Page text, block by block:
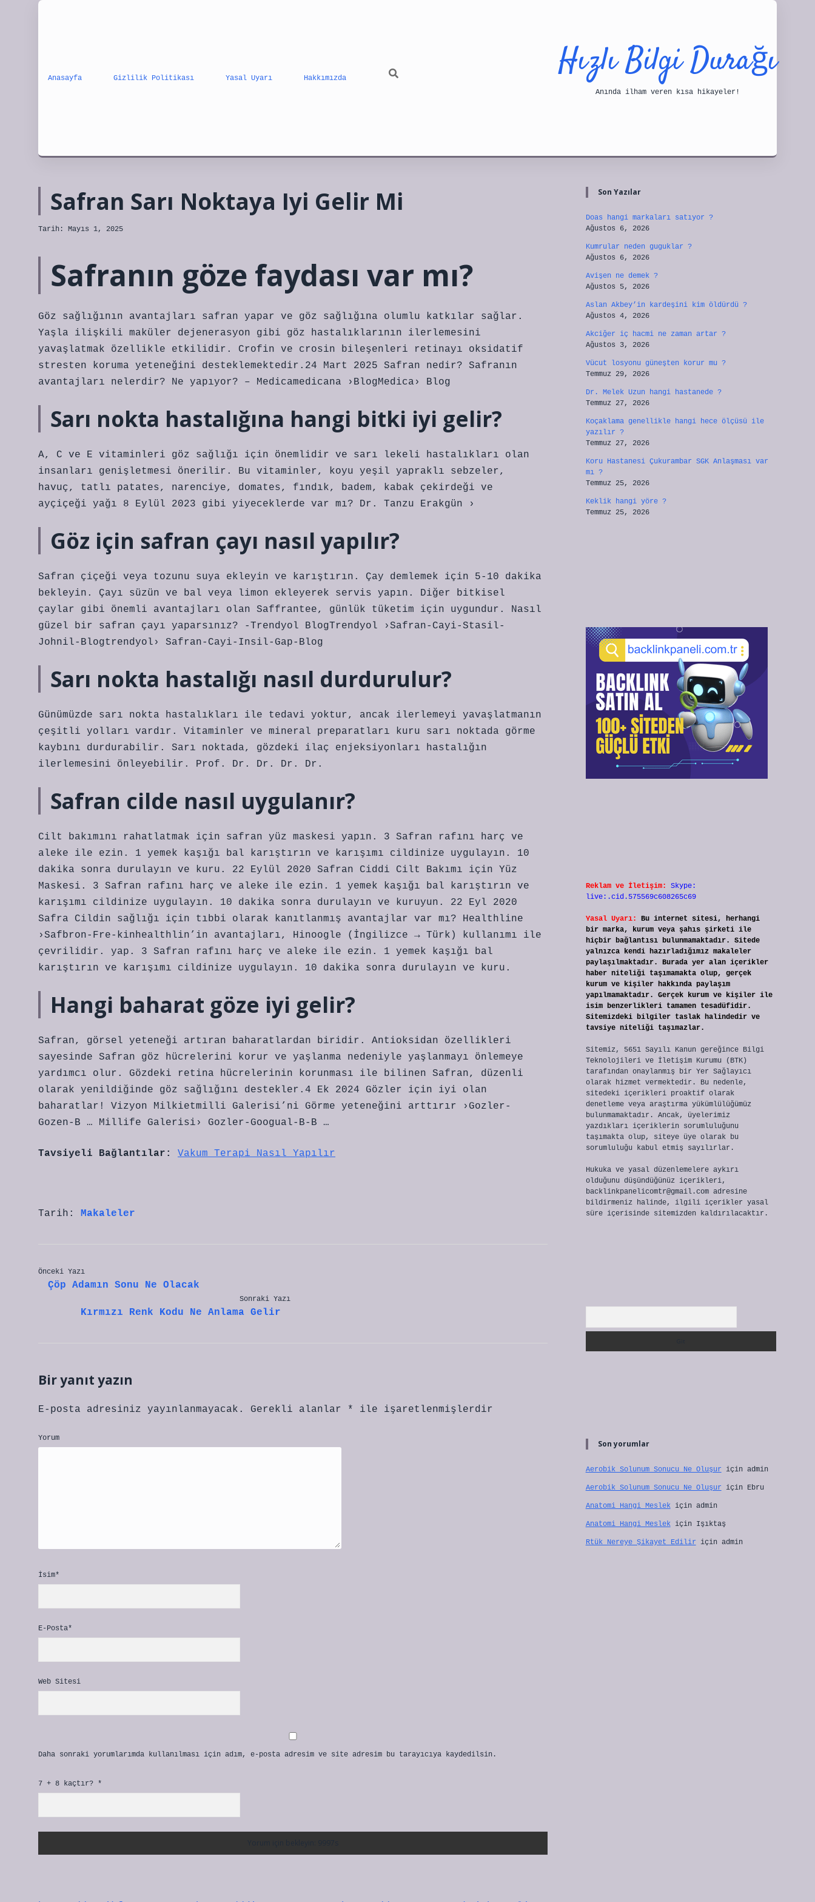
Anasayfa Gizlilik Politikası Yasal Uyarı Hakkımızda Hızlı Bilgi Durağı
Anında ilham veren kısa hikayeler!
Safran Sarı Noktaya Iyi Gelir Mi
Tarih: Mayıs 1, 2025
Safranın göze faydası var mı?
Göz sağlığının avantajları safran yapar ve göz sağlığına olumlu katkılar sağlar.
Yaşla ilişkili maküler dejenerasyon gibi göz hastalıklarının ilerlemesini
yavaşlatmak özellikle etkilidir. Crofin ve crosin bileşenleri retinayı oksidatif
stresten koruma yeteneğini desteklemektedir.24 Mart 2025 Safran nedir? Safranın
avantajları nelerdir? Ne yapıyor? – Medicamedicana ›BlogMedica› Blog
Sarı nokta hastalığına hangi bitki iyi gelir?
A, C ve E vitaminleri göz sağlığı için önemlidir ve sarı lekeli hastalıkları olan
insanları genişletmesi önerilir. Bu vitaminler, koyu yeşil yapraklı sebzeler,
havuç, tatlı patates, narenciye, domates, fındık, badem, kabak çekirdeği ve
ayçiçeği yağı 8 Eylül 2023 gibi yiyeceklerde var mı? Dr. Tanzu Erakgün ›
Göz için safran çayı nasıl yapılır?
Safran çiçeği veya tozunu suya ekleyin ve karıştırın. Çay demlemek için 5-10 dakika
bekleyin. Çayı süzün ve bal veya limon ekleyerek servis yapın. Diğer bitkisel
çaylar gibi önemli avantajları olan Saffrantee, günlük tüketim için uygundur. Nasıl
güzel bir safran çayı yaparsınız? -Trendyol BlogTrendyol ›Safran-Cayi-Stasil-
Johnil-Blogtrendyol› Safran-Cayi-Insil-Gap-Blog
Sarı nokta hastalığı nasıl durdurulur?
Günümüzde sarı nokta hastalıkları ile tedavi yoktur, ancak ilerlemeyi yavaşlatmanın
çeşitli yolları vardır. Vitaminler ve mineral preparatları kuru sarı noktada görme
kaybını durdurabilir. Sarı noktada, gözdeki ilaç enjeksiyonları hastalığın
ilerlemesini önleyebilir. Prof. Dr. Dr. Dr. Dr.
Safran cilde nasıl uygulanır?
Cilt bakımını rahatlatmak için safran yüz maskesi yapın. 3 Safran rafını harç ve
aleke ile ezin. 1 yemek kaşığı bal karıştırın ve karışımı cildinize uygulayın. 10
dakika sonra durulayın ve kuru. 22 Eylül 2020 Safran Ciddi Cilt Bakımı için Yüz
Maskesi. 3 Safran rafını harç ve aleke ile ezin. 1 yemek kaşığı bal karıştırın ve
karışımı cildinize uygulayın. 10 dakika sonra durulayın ve kuruyun. 22 Eyl 2020
Safra Cildin sağlığı için tıbbi olarak kanıtlanmış avantajlar var mı? Healthline
›Safbron-Fre-kinhealthlin’in avantajları, Hinoogle (İngilizce → Türk) kullanımı ile
çevrilidir. yap. 3 Safran rafını harç ve aleke ile ezin. 1 yemek kaşığı bal
karıştırın ve karışımı cildinize uygulayın. 10 dakika sonra durulayın ve kuru.
Hangi baharat göze iyi gelir?
Safran, görsel yeteneği artıran baharatlardan biridir. Antioksidan özellikleri
sayesinde Safran göz hücrelerini korur ve yaşlanma nedeniyle yaşlanmayı önlemeye
yardımcı olur. Gözdeki retina hücrelerinin korunması ile bilinen Safran, düzenli
olarak yenildiğinde göz sağlığını destekler.4 Ek 2024 Gözler için iyi olan
baharatlar! Vizyon Milkietmilli Galerisi’ni Görme yeteneğini arttırır ›Gozler-
Gozen-B … Millife Galerisi› Gozler-Googual-B-B …
Tavsiyeli Bağlantılar: Vakum Terapi Nasıl Yapılır
Tarih: Makaleler
Önceki Yazı
Çöp Adamın Sonu Ne Olacak
Sonraki Yazı
Kırmızı Renk Kodu Ne Anlama Gelir
Bir yanıt yazın
E-posta adresiniz yayınlanmayacak. Gerekli alanlar * ile işaretlenmişlerdir
Yorum
İsim*
E-Posta*
Web Sitesi
Daha sonraki yorumlarımda kullanılması için adım, e-posta adresim ve site adresim bu tarayıcıya kaydedilsin.
7 + 8 kaçtır? *
Sidebar
Son Yazılar
Doas hangi markaları satıyor ?
Ağustos 6, 2026
Kumrular neden guguklar ?
Ağustos 6, 2026
Avişen ne demek ?
Ağustos 5, 2026
Aslan Akbey’in kardeşini kim öldürdü ?
Ağustos 4, 2026
Akciğer iç hacmi ne zaman artar ?
Ağustos 3, 2026
Vücut losyonu güneşten korur mu ?
Temmuz 29, 2026
Dr. Melek Uzun hangi hastanede ?
Temmuz 27, 2026
Koçaklama genellikle hangi hece ölçüsü ile
yazılır ?
Temmuz 27, 2026
Koru Hastanesi Çukurambar SGK Anlaşması var
mı ?
Temmuz 25, 2026
Keklik hangi yöre ?
Temmuz 25, 2026
Reklam ve İletişim:
Skype:
live:.cid.575569c608265c69
Yasal Uyarı:
Bu internet sitesi, herhangi
bir marka, kurum veya şahıs şirketi ile
hiçbir bağlantısı bulunmamaktadır. Sitede
yalnızca kendi hazırladığımız makaleler
paylaşılmaktadır. Burada yer alan içerikler
haber niteliği taşımamakta olup, gerçek
kurum ve kişiler hakkında paylaşım
yapılmamaktadır. Gerçek kurum ve kişiler ile
isim benzerlikleri tamamen tesadüfidir.
Sitemizdeki bilgiler taslak halindedir ve
tavsiye niteliği taşımazlar.
Sitemiz, 5651 Sayılı Kanun gereğince Bilgi
Teknolojileri ve İletişim Kurumu (BTK)
tarafından onaylanmış bir Yer Sağlayıcı
olarak hizmet vermektedir. Bu nedenle,
sitedeki içerikleri proaktif olarak
denetleme veya araştırma yükümlülüğümüz
bulunmamaktadır. Ancak, üyelerimiz
yazdıkları içeriklerin sorumluluğunu
taşımakta olup, siteye üye olarak bu
sorumluluğu kabul etmiş sayılırlar.
Hukuka ve yasal düzenlemelere aykırı
olduğunu düşündüğünüz içerikleri,
backlinkpanelicomtr@gmail.comadresine
bildirmeniz halinde, ilgili içerikler yasal
süre içerisinde sitemizden kaldırılacaktır.
Son yorumlar
Aerobik Solunum Sonucu Ne Oluşur için admin
Aerobik Solunum Sonucu Ne Oluşur için Ebru
Anatomi Hangi Meslekiçin admin
Anatomi Hangi Meslekiçin Işıktaş
Rtük Nereye Şikayet Edilir için admin